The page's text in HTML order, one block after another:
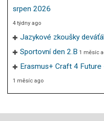
srpen 2026
4 týdny ago
Jazykové zkoušky
Sportovní den 2.B 1 měsíc
Erasmus+ Craft 4
1 měsíc ago